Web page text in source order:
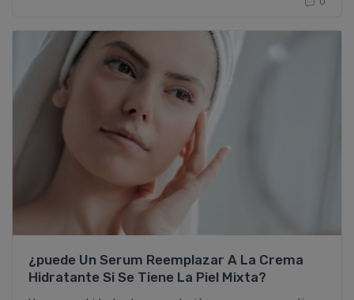
¿puede Un Serum Reemplazar A La Crema
Hidratante Si Se Tiene La Piel Mixta?